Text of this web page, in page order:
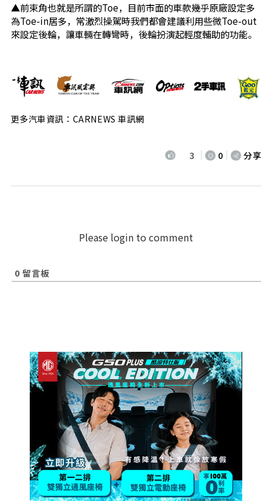
▲前束角也就是所謂的Toe，目前市面的車款幾乎原廠設定多
為Toe-in居多，常激烈操駕時我們都會建議利用些微Toe-out
來設定後輪，讓車輛在轉彎時，後輪扮演起輕度輔助的功能。
更多汽車資訊：CARNEWS 車訊網
3 0 分享
Please login to comment
0 留言板